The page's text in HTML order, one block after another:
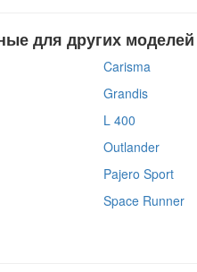
для других моделей
Carisma
Grandis
L 400
Outlander
Pajero Sport
Space Runner